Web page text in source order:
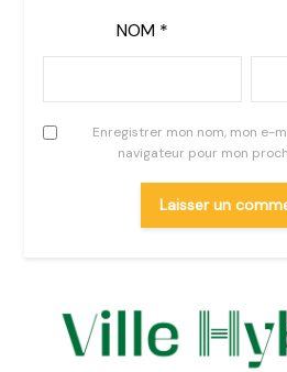
NOM *
Enregistrer mon nom, mon e-
navigateur pour mon